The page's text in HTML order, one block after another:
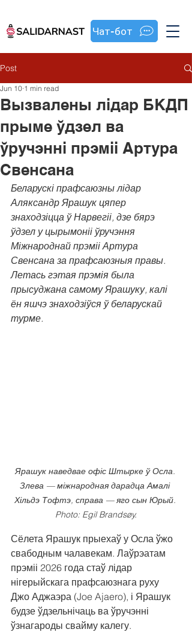
Чат-бот
Post
Вызвалены лідар БКДП
прыме ўдзел ва
ўручэнні прэміі Артура
Свенсана
Jun 10 1 min read
Беларускі прафсаюзны лідар
Аляксандр Ярашук цяпер
знаходзіцца ў Нарвегіі, дзе бярэ
ўдзел у цырымоніі ўручэння
Міжнароднай прэміі Артура
Свенсана за прафсаюзныя правы.
Летась гэтая прэмія была
прысуджана самому Ярашуку, калі
ён яшчэ знаходзіўся ў беларускай
турме.
Ярашук наведвае офіс Штырке ў Осла.
Злева — міжнародная дарадца Амалі
Хільдэ Тофтэ, справа — яго сын Юрый.
Photo: Egil Brandsøy.
Сёлета Ярашук прыехаў у Осла ўжо
свабодным чалавекам. Лаўрэатам
прэміі 2026 года стаў лідар
нігерыйскага прафсаюзнага руху
Джо Аджаэра (Joe Ajaero), і Ярашук
будзе ўдзельнічаць ва ўручэнні
ўзнагароды свайму калегу.